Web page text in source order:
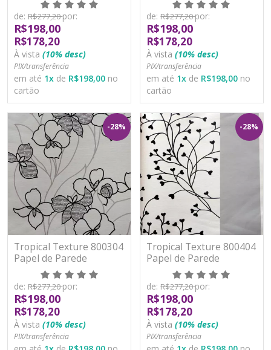
Lavável
de: R$277,20por:
R$198,00
R$178,20
À vista (10% desc)
PIX/transferência
em até 1x de R$198,00 no
cartão
Lavável
de: R$277,20por:
R$198,00
R$178,20
À vista (10% desc)
PIX/transferência
em até 1x de R$198,00 no
cartão
-28%
Tropical Texture 800304
Papel de Parede
Moderno Vinílico
Lavável
de: R$277,20por:
R$198,00
R$178,20
À vista (10% desc)
PIX/transferência
-28%
Tropical Texture 800404
Papel de Parede
Moderno Vinílico
Lavável
de: R$277,20por:
R$198,00
R$178,20
À vista (10% desc)
PIX/transferência